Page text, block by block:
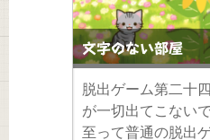
文字のない部屋
脱出ゲーム第二十
が一切出てこない
至って普通の脱出